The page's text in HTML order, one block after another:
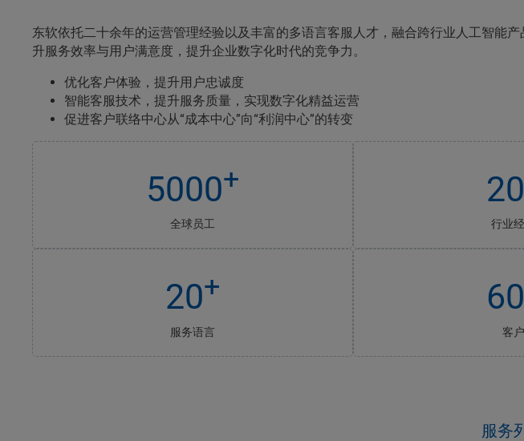
东软依托二十余年的运营管理经验以及丰富的多语言客服人才，融合跨行业人工智能
升服务效率与用户满意度，提升企业数字化时代的竞争力。
优化客户体验，提升用户忠诚度
智能客服技术，提升服务质量，实现数字化精益运营
促进客户联络中心从“成本中心”向“利润中心”的转变
5000+
全球员工
20
行业
20+
服务语言
60
客户
服务